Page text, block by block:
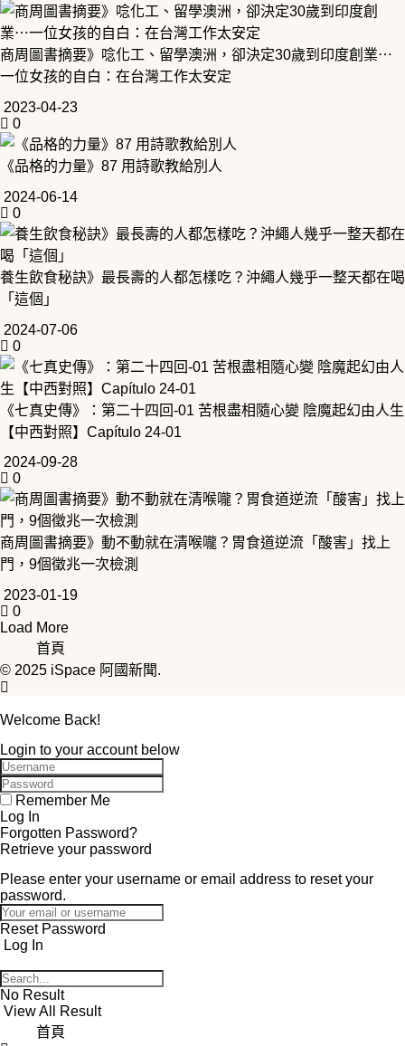
商周圖書摘要》唸化工、留學澳洲，卻決定30歲到印度創業⋯
一位女孩的自白：在台灣工作太安定
2023-04-23
0
《品格的力量》87 用詩歌教給別人
2024-06-14
0
養生飲食秘訣》最長壽的人都怎樣吃？沖繩人幾乎一整天都在喝
「這個」
2024-07-06
0
《七真史傳》：第二十四回-01 苦根盡相隨心變 陰魔起幻由人生
【中西對照】Capítulo 24-01
2024-09-28
0
商周圖書摘要》動不動就在清喉嚨？胃食道逆流「酸害」找上
門，9個徵兆一次檢測
2023-01-19
0
Load More
首頁
© 2025 iSpace 阿國新聞.
Welcome Back!
Login to your account below
Remember Me
Forgotten Password?
Retrieve your password
Please enter your username or email address to reset your
password.
Log In
No Result
View All Result
首頁